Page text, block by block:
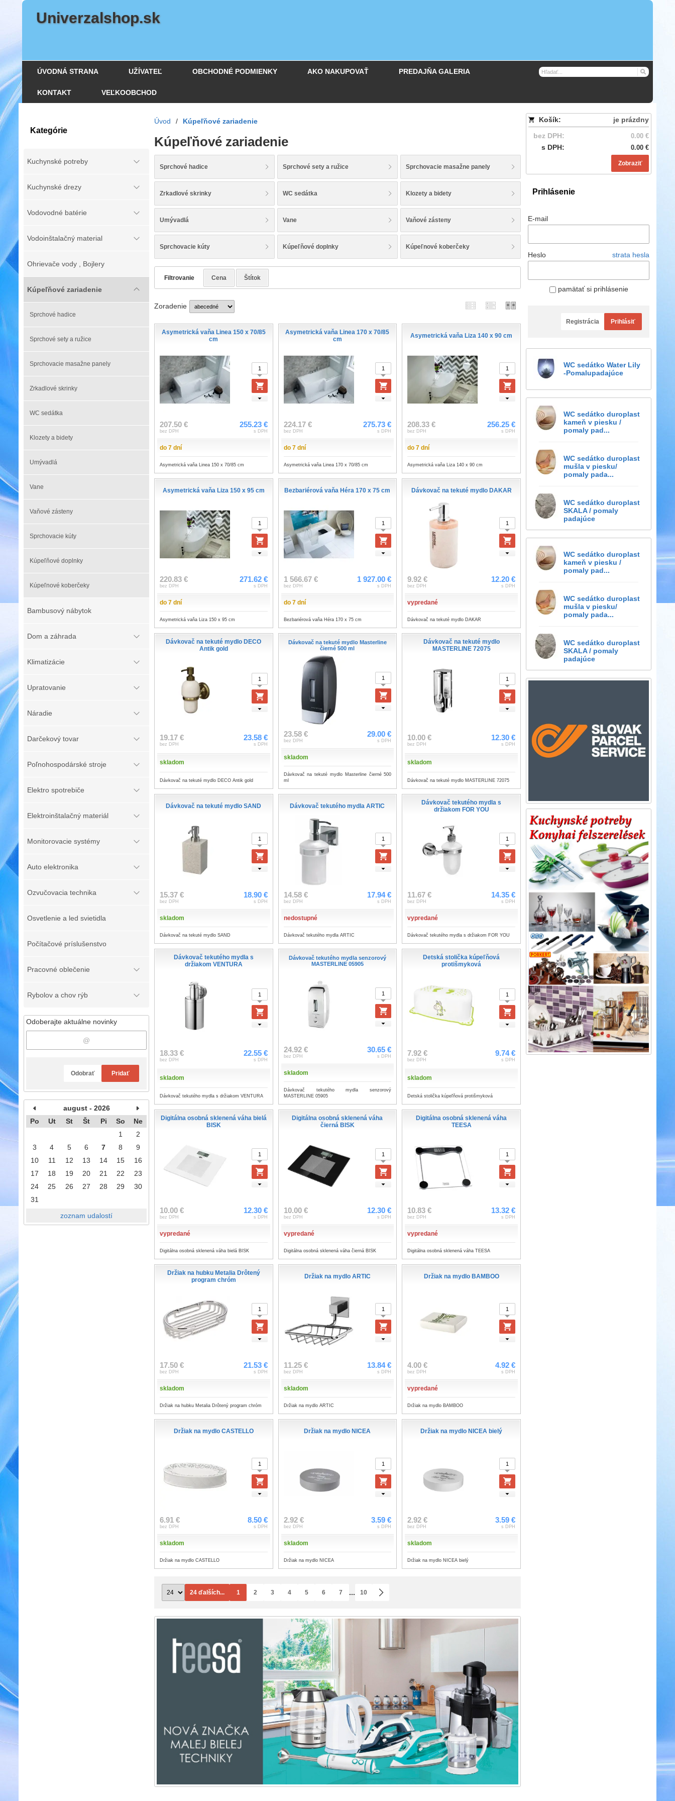
Univerzalshop.sk
ÚVODNÁ STRANA UŽÍVATEĽ OBCHODNÉ PODMIENKY AKO NAKUPOVAŤ PREDAJŇA GALERIA
KONTAKT VEĽKOOBCHOD
Kategórie
Kuchynské potreby
Kuchynské drezy
Vodovodné batérie
Vodoinštalačný material
Ohrievače vody , Bojlery
Kúpeľňové zariadenie
Sprchové hadice
Sprchové sety a ružice
Sprchovacie masažne panely
Zrkadlové skrinky
WC sedátka
Klozety a bidety
Umývadlá
Vane
Vaňové zásteny
Sprchovacie kúty
Kúpeľňové doplnky
Kúpeľnové koberčeky
Bambusový nábytok
Dom a záhrada
Klimatizácie
Upratovanie
Náradie
Darčekový tovar
Poľnohospodárské stroje
Elektro spotrebiče
Elektroinštalačný materiál
Monitorovacie systémy
Auto elektronika
Ozvučovacia technika
Osvetlenie a led svietidla
Počítačové príslušenstvo
Pracovné oblečenie
Rybolov a chov rýb
Odoberajte aktuálne novinky
Odobrať Pridať
august - 2026
Po
Ut St Št Pi So
Ne
1
2
3
4 5 6 7 8
9
10
11 12 13 14 15
16
17
18 19 20 21 22
23
24
25 26 27 28 29
30
31
zoznam udalostí
Košík:
je prázdny
bez DPH:
0.00 €
s DPH: 0.00 €
Zobraziť
Prihlásenie
E-mail
Heslo strata hesla
pamätať si prihlásenie
Registrácia Prihlásiť
WC sedátko Water Lily
-Pomalupadajúce
WC sedátko duroplast
kameň v piesku /
pomaly pad...
WC sedátko duroplast
mušla v piesku/
pomaly pada...
WC sedátko duroplast
SKALA / pomaly
padajúce
WC sedátko duroplast
kameň v piesku /
pomaly pad...
WC sedátko duroplast
mušla v piesku/
pomaly pada...
WC sedátko duroplast
SKALA / pomaly
padajúce
Úvod / Kúpeľňové zariadenie
Kúpeľňové zariadenie
Sprchové hadice Sprchové sety a ružice Sprchovacie masažne panely
Zrkadlové skrinky WC sedátka Klozety a bidety
Umývadlá Vane Vaňové zásteny
Sprchovacie kúty Kúpeľňové doplnky Kúpeľnové koberčeky
Filtrovanie Cena Štítok
Zoradenie
Asymetrická vaňa Linea 150 x 70/85
cm
207.50 €
bez DPH
255.23 €
s DPH
do 7 dní
Asymetrická vaňa Linea 150 x 70/85 cm
Asymetrická vaňa Linea 170 x 70/85
cm
224.17 €
bez DPH
275.73 €
s DPH
do 7 dní
Asymetrická vaňa Linea 170 x 70/85 cm
Asymetrická vaňa Liza 140 x 90 cm
208.33 €
bez DPH
256.25 €
s DPH
do 7 dní
Asymetrická vaňa Liza 140 x 90 cm
Asymetrická vaňa Liza 150 x 95 cm
220.83 €
bez DPH
271.62 €
s DPH
do 7 dní
Asymetrická vaňa Liza 150 x 95 cm
Bezbariérová vaňa Héra 170 x 75 cm
1 566.67 €
bez DPH
1 927.00 €
s DPH
do 7 dní
Bezbariérová vaňa Héra 170 x 75 cm
Dávkovač na tekuté mydlo DAKAR
9.92 €
bez DPH
12.20 €
s DPH
vypredané
Dávkovač na tekuté mydlo DAKAR
Dávkovač na tekuté mydlo DECO
Antik gold
19.17 €
bez DPH
23.58 €
s DPH
skladom
Dávkovač na tekuté mydlo DECO Antik gold
Dávkovač na tekuté mydlo Masterline
čierné 500 ml
23.58 €
bez DPH
29.00 €
s DPH
skladom
Dávkovač na tekuté mydlo Masterline čierné 500
ml
Dávkovač na tekuté mydlo
MASTERLINE 72075
10.00 €
bez DPH
12.30 €
s DPH
skladom
Dávkovač na tekuté mydlo MASTERLINE 72075
Dávkovač na tekuté mydlo SAND
15.37 €
bez DPH
18.90 €
s DPH
skladom
Dávkovač na tekuté mydlo SAND
Dávkovač tekutého mydla ARTIC
14.58 €
bez DPH
17.94 €
s DPH
nedostupné
Dávkovač tekutého mydla ARTIC
Dávkovač tekutého mydla s
držiakom FOR YOU
11.67 €
bez DPH
14.35 €
s DPH
vypredané
Dávkovač tekutého mydla s držiakom FOR YOU
Dávkovač tekutého mydla s
držiakom VENTURA
18.33 €
bez DPH
22.55 €
s DPH
skladom
Dávkovač tekutého mydla s držiakom VENTURA
Dávkovač tekutého mydla senzorový
MASTERLINE 05905
24.92 €
bez DPH
30.65 €
s DPH
skladom
Dávkovač tekutého mydla senzorový
MASTERLINE 05905
Detská stolička kúpeľňová
protišmyková
7.92 €
bez DPH
9.74 €
s DPH
skladom
Detská stolička kúpeľňová protišmyková
Digitálna osobná sklenená váha bielá
BISK
10.00 €
bez DPH
12.30 €
s DPH
vypredané
Digitálna osobná sklenená váha bielá BISK
Digitálna osobná sklenená váha
čierná BISK
10.00 €
bez DPH
12.30 €
s DPH
vypredané
Digitálna osobná sklenená váha čierná BISK
Digitálna osobná sklenená váha
TEESA
10.83 €
bez DPH
13.32 €
s DPH
vypredané
Digitálna osobná sklenená váha TEESA
Držiak na hubku Metalia Drôtený
program chróm
17.50 €
bez DPH
21.53 €
s DPH
skladom
Držiak na hubku Metalia Drôtený program chróm
Držiak na mydlo ARTIC
11.25 €
bez DPH
13.84 €
s DPH
skladom
Držiak na mydlo ARTIC
Držiak na mydlo BAMBOO
4.00 €
bez DPH
4.92 €
s DPH
vypredané
Držiak na mydlo BAMBOO
Držiak na mydlo CASTELLO
6.91 €
bez DPH
8.50 €
s DPH
skladom
Držiak na mydlo CASTELLO
Držiak na mydlo NICEA
2.92 €
bez DPH
3.59 €
s DPH
skladom
Držiak na mydlo NICEA
Držiak na mydlo NICEA bielý
2.92 €
bez DPH
3.59 €
s DPH
skladom
Držiak na mydlo NICEA bielý
24 ďalších... 1 2 3 4 5 6 7 ... 10